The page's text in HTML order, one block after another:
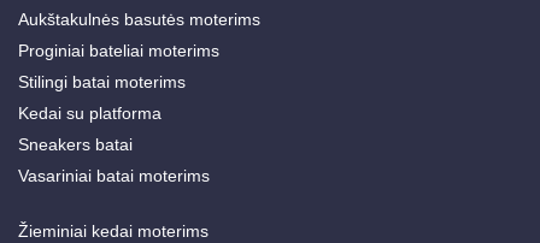
Aukštakulnės basutės moterims
Proginiai bateliai moterims
Stilingi batai moterims
Kedai su platforma
Sneakers batai
Vasariniai batai moterims
Žieminiai kedai moterims